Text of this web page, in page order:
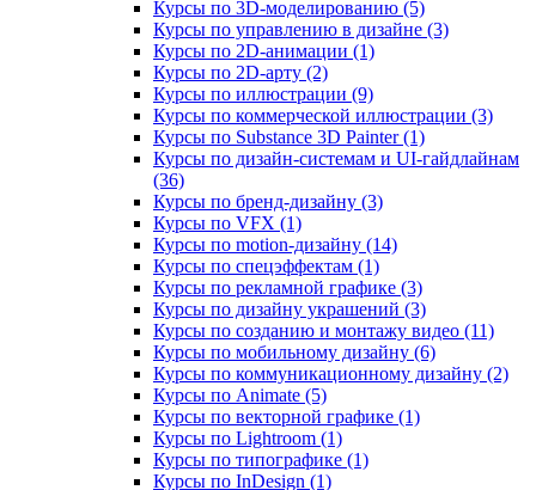
Курсы по 3D‑моделированию (5)
Курсы по управлению в дизайне (3)
Курсы по 2D‑анимации (1)
Курсы по 2D‑арту (2)
Курсы по иллюстрации (9)
Курсы по коммерческой иллюстрации (3)
Курсы по Substance 3D Painter (1)
Курсы по дизайн-системам и UI-гайдлайнам
(36)
Курсы по бренд‑дизайну (3)
Курсы по VFX (1)
Курсы по motion-дизайну (14)
Курсы по спецэффектам (1)
Курсы по рекламной графике (3)
Курсы по дизайну украшений (3)
Курсы по созданию и монтажу видео (11)
Курсы по мобильному дизайну (6)
Курсы по коммуникационному дизайну (2)
Курсы по Animate (5)
Курсы по векторной графике (1)
Курсы по Lightroom (1)
Курсы по типографике (1)
Курсы по InDesign (1)